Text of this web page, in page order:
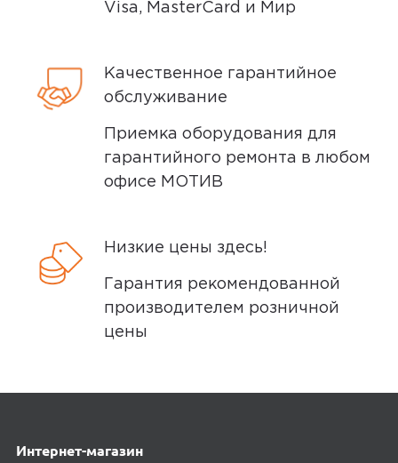
Visa, MasterCard и Мир
Качественное гарантийное
обслуживание
Приемка оборудования для
гарантийного ремонта в любом
офисе МОТИВ
Низкие цены здесь!
Гарантия рекомендованной
производителем розничной
цены
Интернет-магазин